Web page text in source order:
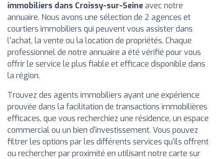
immobiliers dans Croissy-sur-Seineavec notre
annuaire. Nous avons une sélection de 2 agences et
courtiers immobiliers qui peuvent vous assister dans
l'achat, la vente ou la location de propriétés. Chaque
professionnel de notre annuaire a été vérifié pour vous
offrir le service le plus fiable et efficace disponible dans
la région.
Trouvez des agents immobiliers ayant une expérience
prouvée dans la facilitation de transactions immobilières
efficaces, que vous recherchiez une résidence, un espace
commercial ou un bien d'investissement. Vous pouvez
filtrer les options par les différents services qu'ils offrent
ou rechercher par proximité en utilisant notre carte sur